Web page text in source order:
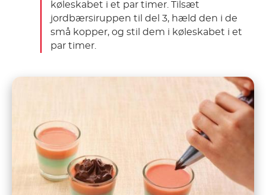
køleskabet i et par timer. Tilsæt
jordbærsiruppen til del 3, hæld den i de
små kopper, og stil dem i køleskabet i et
par timer.